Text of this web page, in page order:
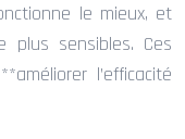
le mieux, et
plus sensibles. Ces
l’efficacité